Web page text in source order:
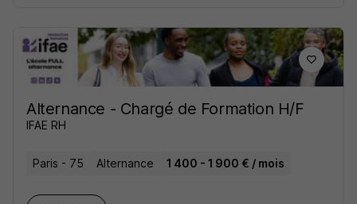
Alternance - Chargé de Formation H/F
IFAE RH
Paris - 75 Alternance 1 400 - 1 900 € / mois